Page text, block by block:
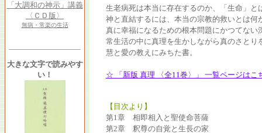
「大調和の神示」講義
〈ＣＤ版〉
無病・常楽の生活
大きな文字で読みやす
い！
生老病死は本当に存在するのか、「生命」
神と直結するには、本当の宗教的救いとは
真に幸福になるための根本問題にかつてな
常生活の中に真理を生かしながら真のさと
慧と愛の教えにみちた書。
☆ 「新版 真理 〈全11巻〉」 一覧ページはこ
【目次より】
第1章 相即相入と聖使命菩薩
第2章 釈尊の自覚と生長の家